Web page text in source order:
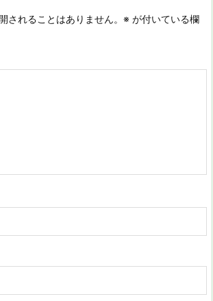
されることはありません。 ※ が付いている欄